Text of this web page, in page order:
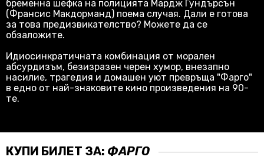
бременна шефка на полицията Мардж Гундърсън
(Франсис Макдорманд) поема случая. Дали е готова
за това предизвикателство? Можете да се
обзаложите.
Идиосинкратичната комбинация от морален
абсурдизъм, безизразен черен хумор, внезапно
насилие, трагедия и домашен уют превръща "Фарго"
в едно от най-знаковите кино произведения на 90-
те.
КУПИ БИЛЕТ ЗА: ФАРГО